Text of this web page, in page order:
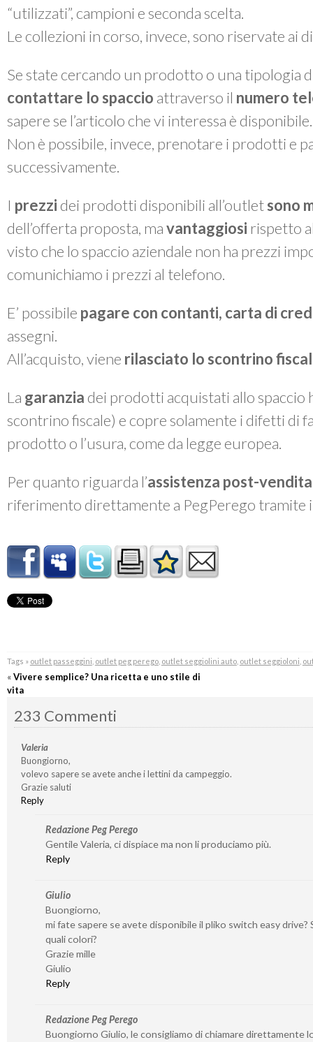
“utilizzati”, campioni e seconda scelta.
Le collezioni in corso, invece, sono riservate ai
Se state cercando un prodotto o una tipologia
contattare lo spaccio attraverso il numero
sapere se l’articolo che vi interessa è disponibile.
Non è possibile, invece, prenotare i prodotti e
successivamente.
I prezzi dei prodotti disponibili all’outletsono
dell’offerta proposta, mavantaggiosi rispetto
visto che lo spaccio aziendale non ha prezzi
comunichiamo i prezzi al telefono.
E’ possibile pagare con contanti, carta di
assegni.
All’acquisto, viene rilasciato lo scontrino
La garanzia dei prodotti acquistati allo spaccio
scontrino fiscale) e copre solamente i difetti di
prodotto o l’usura, come da legge europea.
Per quanto riguarda l’assistenza post-vendita
riferimento direttamente a PegPerego tramite
Tags » outlet passeggini outlet peg perego, outlet seggiolini auto, outlet seggioloni
«Vivere semplice? Una ricetta e uno stile di
vita
233 Commenti
Valeria
Buongiorno,
volevo sapere se avete anche i lettini da campeggio.
Grazie saluti
Reply
Redazione Peg Perego
Gentile Valeria, ci dispiace ma non li produciamo più.
Reply
Giulio
Buongiorno,
mi fate sapere se avete disponibile il pliko switch easy drive?
quali colori?
Grazie mille
Giulio
Reply
Redazione Peg Perego
Buongiorno Giulio, le consigliamo di chiamare direttamente